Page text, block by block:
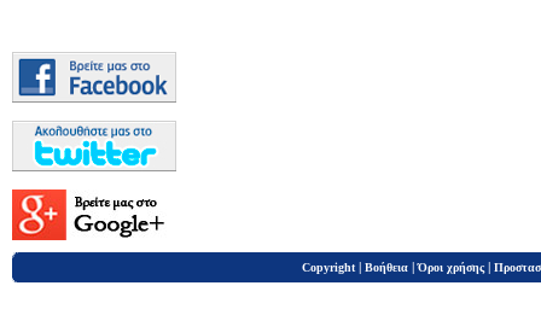
Copyright | Βοήθεια |Όροι χρήσης |